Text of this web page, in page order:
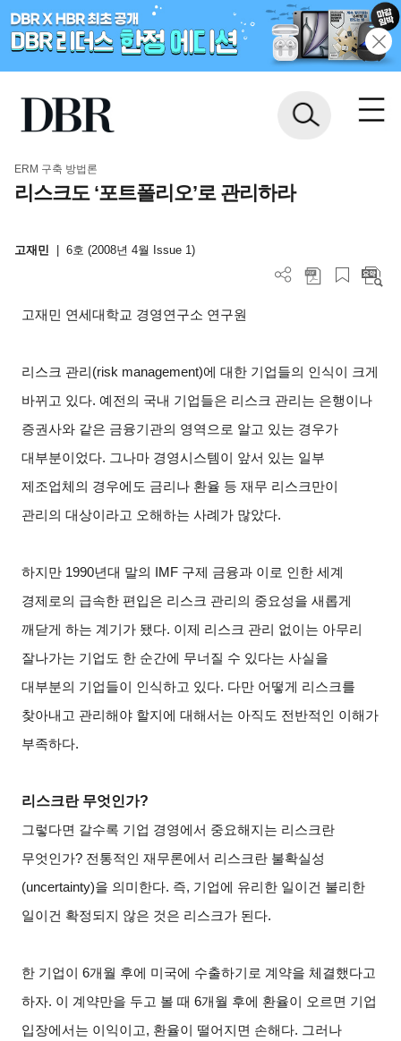
ERM 구축 방법론
리스크도 ‘포트폴리오’로 관리하라
고재민 6호 (2008년 4월 Issue 1)
고재민 연세대학교 경영연구소 연구원
리스크 관리(risk management)에 대한 기업들의 인식이 크게
바뀌고 있다. 예전의 국내 기업들은 리스크 관리는 은행이나
증권사와 같은 금융기관의 영역으로 알고 있는 경우가
대부분이었다. 그나마 경영시스템이 앞서 있는 일부
제조업체의 경우에도 금리나 환율 등 재무 리스크만이
관리의 대상이라고 오해하는 사례가 많았다.
하지만 1990년대 말의 IMF 구제 금융과 이로 인한 세계
경제로의 급속한 편입은 리스크 관리의 중요성을 새롭게
깨닫게 하는 계기가 됐다. 이제 리스크 관리 없이는 아무리
잘나가는 기업도 한 순간에 무너질 수 있다는 사실을
대부분의 기업들이 인식하고 있다. 다만 어떻게 리스크를
찾아내고 관리해야 할지에 대해서는 아직도 전반적인 이해가
부족하다.
리스크란 무엇인가?
그렇다면 갈수록 기업 경영에서 중요해지는 리스크란
무엇인가? 전통적인 재무론에서 리스크란 불확실성
(uncertainty)을 의미한다. 즉, 기업에 유리한 일이건 불리한
일이건 확정되지 않은 것은 리스크가 된다.
한 기업이 6개월 후에 미국에 수출하기로 계약을 체결했다고
하자. 이 계약만을 두고 볼 때 6개월 후에 환율이 오르면 기업
입장에서는 이익이고, 환율이 떨어지면 손해다. 그러나